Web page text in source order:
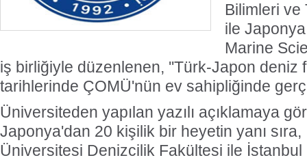
Bilimleri ve
ile
Marine
iş birliğiyle düzenlenen, ''Türk-Japon deniz
tarihlerinde ÇOMÜ'nün ev sahipliğinde
Üniversiteden yapılan yazılı açıklamaya
Japonya'dan 20 kişilik bir heyetin yanı
Üniversitesi Denizcilik Fakültesi ile